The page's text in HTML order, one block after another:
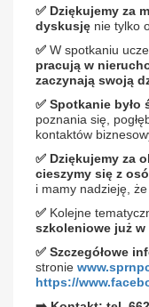
✅ Dziękujemy za
dyskusję nie tylko
✅ W spotkaniu
pracują w
zaczynają swoją
✅ Spotkanie było
poznania się,
kontaktów
✅ Dziękujemy za
cieszymy się z
i mamy nadzieję,
✅ Kolejne
szkoleniowe już
✅ Szczegółowe
stronie
https://